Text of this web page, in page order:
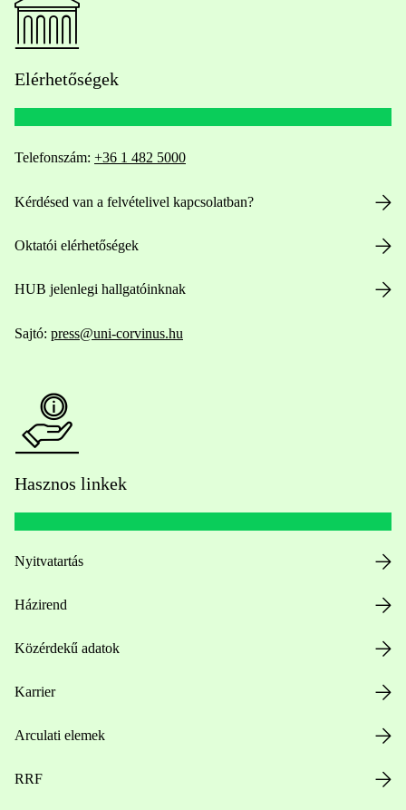
Elérhetőségek
Telefonszám: +36 1 482 5000
Kérdésed van a felvételivel kapcsolatban?
Oktatói elérhetőségek
HUB jelenlegi hallgatóinknak
Sajtó: press@uni-corvinus.hu
Hasznos linkek
Nyitvatartás
Házirend
Közérdekű adatok
Karrier
Arculati elemek
RRF